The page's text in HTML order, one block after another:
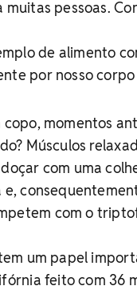
pessoas.
de alimento
por nosso
copo, momentos
Músculos
com uma
e,
com o
um papel
feito com 36